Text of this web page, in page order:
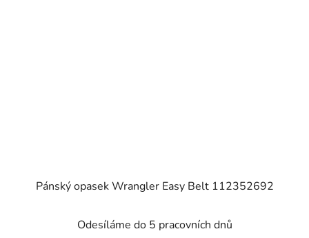
Pánský opasek Wrangler Easy Belt 112352692
Odesíláme do 5 pracovních dnů